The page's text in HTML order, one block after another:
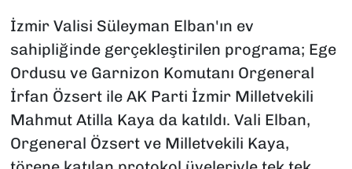
İzmir Valisi Süleyman Elban'ın ev
sahipliğinde gerçekleştirilen programa; Ege
Ordusu ve Garnizon Komutanı Orgeneral
İrfan Özsert ile AK Parti İzmir Milletvekili
Mahmut Atilla Kaya da katıldı. Vali Elban,
Orgeneral Özsert ve Milletvekili Kaya,